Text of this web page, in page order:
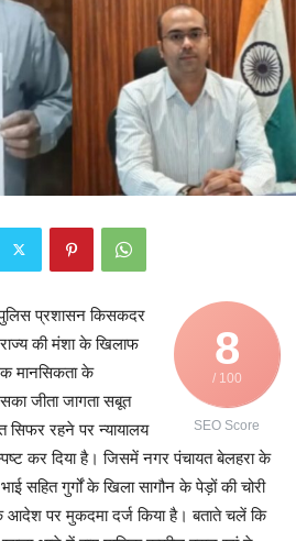
8
/ 100
SEO Score
प्रशासन किसकदर
की मंशा के खिलाफ
मानसिकता के
जीता जागता सबूत
सिफर रहने पर न्यायालय
कर दिया है। जिसमें नगर पंचायत बेलहरा के
सहित गुर्गों के खिला सागौन के पेड़ों की चोरी
आदेश पर मुकदमा दर्ज किया है। बताते चलें कि